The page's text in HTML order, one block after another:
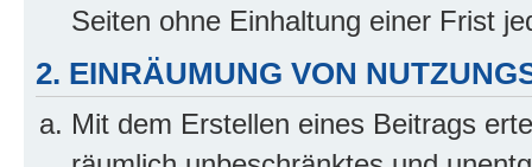
Seiten ohne Einhaltung einer Frist
2. EINRÄUMUNG VON
Mit dem Erstellen eines Beitrags